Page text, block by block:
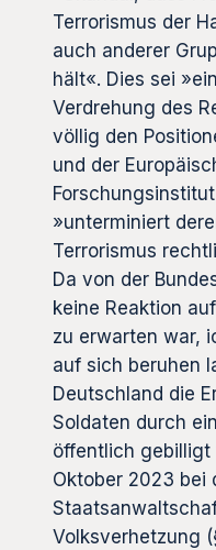
Terrorismus der
auch anderer
hält«. Dies sei
Verdrehung des
völlig den
und der
»unterminiert
Terrorismus
Da von der
keine Reaktion
zu erwarten war,
auf sich beruhen
Deutschland die
Soldaten durch
öffentlich gebilligt
Oktober 2023 bei
Volksverhetzung